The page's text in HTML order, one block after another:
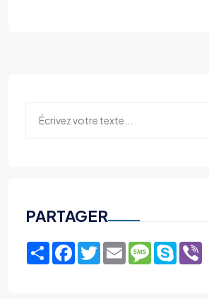
PARTAGER
ShareFacebook
TwitterEmailMessage
Skype